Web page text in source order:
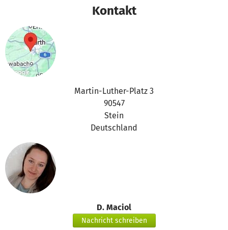
Kontakt
Martin-Luther-Platz 3
90547
Stein
Deutschland
D. Maciol
Nachricht schreiben